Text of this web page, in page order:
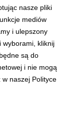
w obszarze
którym
nasze pliki
mediów
i ulepszony
wyborami, kliknij
są do
i nie mogą
naszej Polityce